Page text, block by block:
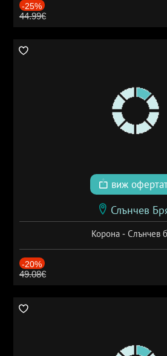
-25%
44.99€
виж
Слънчев
Корона - Слънчев
-20%
49.08€